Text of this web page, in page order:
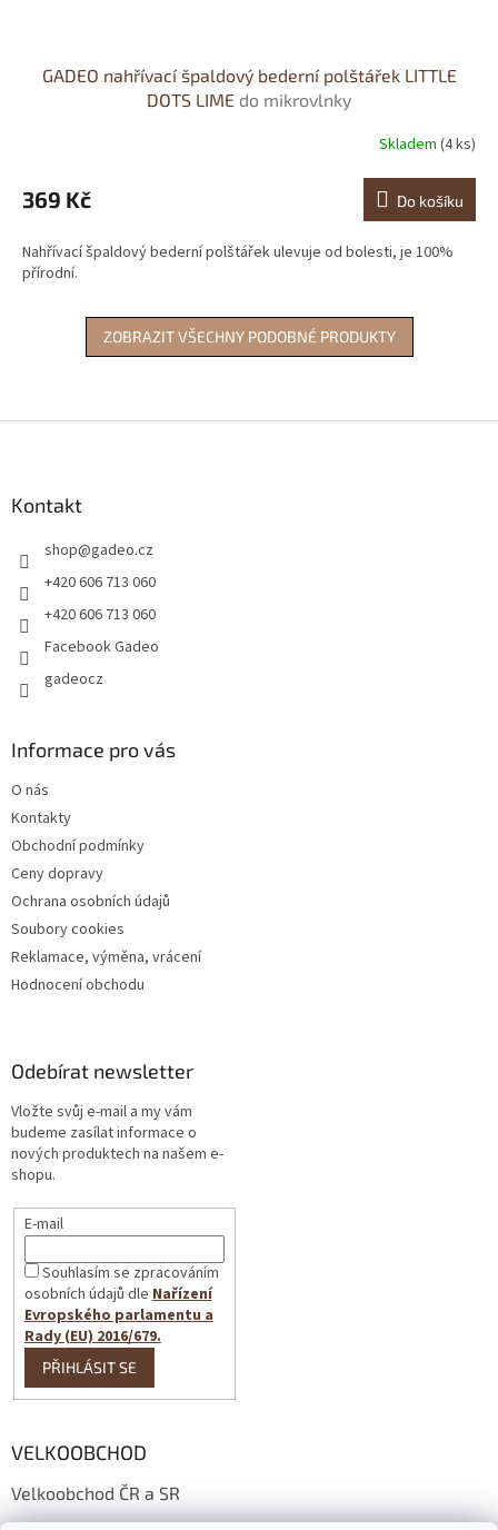
GADEO nahřívací špaldový bederní polštářek LITTLE
DOTS LIME do mikrovlnky
Skladem (4 ks)
369 Kč Do košíku
Nahřívací špaldový bederní polštářek ulevuje od bolesti, je 100%
přírodní.
ZOBRAZIT VŠECHNY PODOBNÉ PRODUKTY
Kontakt
shop@gadeo.cz
+420 606 713 060
+420 606 713 060
Facebook Gadeo
gadeocz
Informace pro vás
O nás
Kontakty
Obchodní podmínky
Ceny dopravy
Ochrana osobních údajů
Soubory cookies
Reklamace, výměna, vrácení
Hodnocení obchodu
Odebírat newsletter
Vložte svůj e-mail a my vám
budeme zasílat informace o
nových produktech na našem e-
shopu.
E-mail
Souhlasím se zpracováním
osobních údajů dle Nařízení
Evropského parlamentu a
Rady (EU) 2016/679.
PŘIHLÁSIT SE
VELKOOBCHOD
Velkoobchod ČR a SR